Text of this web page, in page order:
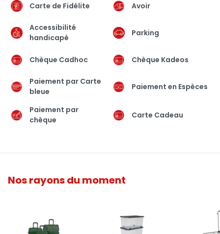
Carte de Fidélite Avoir
Accessibilité
handicapé
Parking
Chèque Cadhoc Chèque Kadeos
Paiement par Carte
bleue
Paiement en Espèces
Paiement par
chèque
Carte Cadeau
Nos rayons du moment